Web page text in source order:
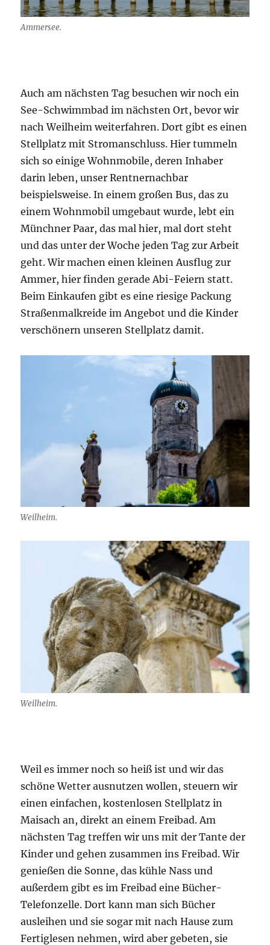
Ammersee.
Auch am nächsten Tag besuchen wir noch ein
See-Schwimmbad im nächsten Ort, bevor wir
nach Weilheim weiterfahren. Dort gibt es einen
Stellplatz mit Stromanschluss. Hier tummeln
sich so einige Wohnmobile, deren Inhaber
darin leben, unser Rentnernachbar
beispielsweise. In einem großen Bus, das zu
einem Wohnmobil umgebaut wurde, lebt ein
Münchner Paar, das mal hier, mal dort steht
und das unter der Woche jeden Tag zur Arbeit
geht. Wir machen einen kleinen Ausflug zur
Ammer, hier finden gerade Abi-Feiern statt.
Beim Einkaufen gibt es eine riesige Packung
Straßenmalkreide im Angebot und die Kinder
verschönern unseren Stellplatz damit.
Weilheim.
Weilheim.
Weil es immer noch so heiß ist und wir das
schöne Wetter ausnutzen wollen, steuern wir
einen einfachen, kostenlosen Stellplatz in
Maisach an, direkt an einem Freibad. Am
nächsten Tag treffen wir uns mit der Tante der
Kinder und gehen zusammen ins Freibad. Wir
genießen die Sonne, das kühle Nass und
außerdem gibt es im Freibad eine Bücher-
Telefonzelle. Dort kann man sich Bücher
ausleihen und sie sogar mit nach Hause zum
Fertiglesen nehmen, wird aber gebeten, sie